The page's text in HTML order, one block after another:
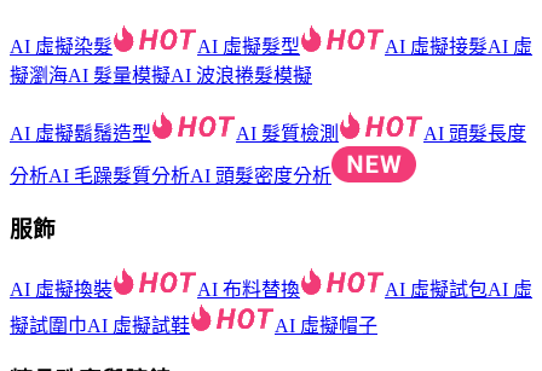
AI 虛擬染髮 AI 虛擬髮型 AI 虛擬接髮AI 虛
擬瀏海AI 髮量模擬AI 波浪捲髮模擬
AI 虛擬鬍鬚造型 AI 髮質檢測 AI 頭髮長度
分析AI 毛躁髮質分析AI 頭髮密度分析
服飾
AI 虛擬換裝 AI 布料替換 AI 虛擬試包AI 虛
擬試圍巾AI 虛擬試鞋 AI 虛擬帽子